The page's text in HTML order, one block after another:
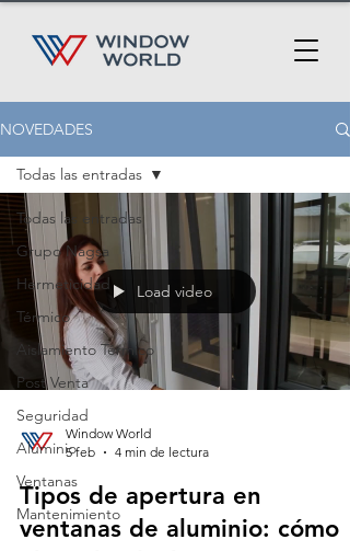
NOVEDADES
Todas las entradas
Grupo Nagsa
Hermeticidad
Térmico
Aislamiento Térmico
Post Venta
Seguridad
Aluminio
Ventanas
Mantenimiento
Todas las entradas
Load video
Window World
5 feb
4 min de lectura
Tipos de apertura en
ventanas de aluminio: cómo